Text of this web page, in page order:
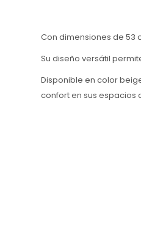
Con dimensiones de 53
Su diseño versátil
Disponible en color
confort en sus espacios